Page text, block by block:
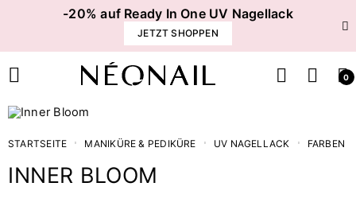
-20% auf Ready In One UV Nagellack
JETZT SHOPPEN
0
STARTSEITE MANIKÜRE & PEDIKÜRE UV NAGELLACK FARBEN
INNER BLOOM